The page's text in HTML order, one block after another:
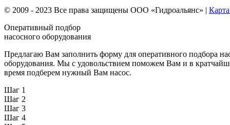
© 2009 - 2023 Все права защищены ООО «Гидроальянс» |
Оперативный подбор
насосного оборудования
Предлагаю Вам заполнить форму для оперативного подбора
оборудования. Мы с удовольствием поможем Вам и в
время подберем нужный Вам насос.
Шаг 1
Шаг 2
Шаг 3
Шаг 4